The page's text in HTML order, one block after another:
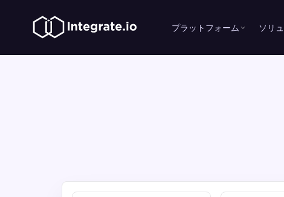
プラットフォーム ソリ